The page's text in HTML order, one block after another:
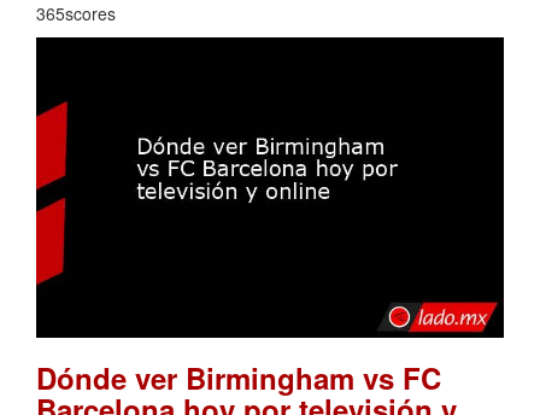
365scores
Dónde ver Birmingham vs FC